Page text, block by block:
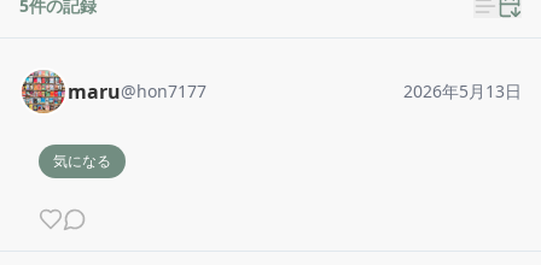
5件の記録
maru@hon7177 2026年5月13日
気になる